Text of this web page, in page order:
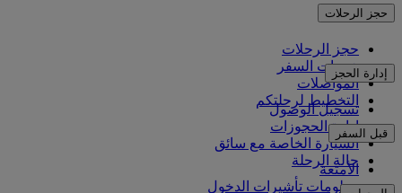
حجز الرحلات
حجز الرحلات
خدمات السفر
المواصلات
التخطيط لرحلتكم
إدارة الحجز
تسجيل الوصول
إدارة الحجوزات
السيارة الخاصة مع سائق
حالة الرحلة
قبل السفر
الأمتعة
معلومات تأشيرات الدخول